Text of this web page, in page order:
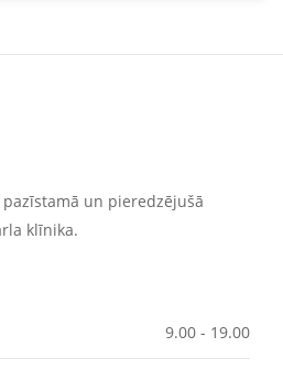
un pieredzējušā
klīnika.
9.00 - 19.00